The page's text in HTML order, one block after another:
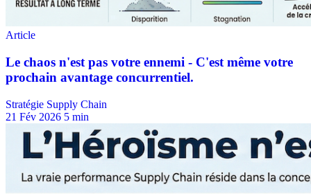
Stratégie Supply Chain
21 Fév 2026 5 min